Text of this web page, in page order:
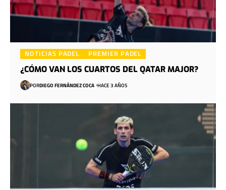
NOTICIAS PADEL PREMIER PADEL
¿CÓMO VAN LOS CUARTOS DEL QATAR MAJOR?
PORDIEGO FERNÁNDEZ COCA HACE 3 AÑOS